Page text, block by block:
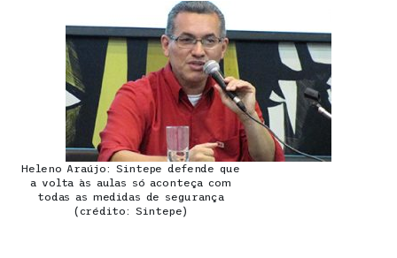
Heleno Araújo: Sintepe defende que
a volta às aulas só aconteça com
todas as medidas de segurança
(crédito: Sintepe)